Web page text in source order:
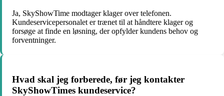
Ja, SkyShowTime modtager klager over telefonen.
Kundeservicepersonalet er trænet til at håndtere klager og
forsøge at finde en løsning, der opfylder kundens behov og
forventninger.
Hvad skal jeg forberede, før jeg kontakter
SkyShowTimes kundeservice?